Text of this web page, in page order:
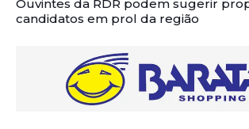
Ouvintes da RDR podem sugerir
candidatos em prol da região